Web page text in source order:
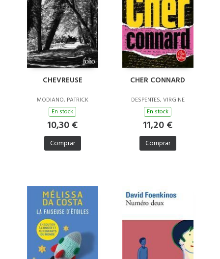
CHEVREUSE
MODIANO, PATRICK
En stock
10,30 €
Comprar
CHER CONNARD
DESPENTES, VIRGINE
En stock
11,20 €
Comprar